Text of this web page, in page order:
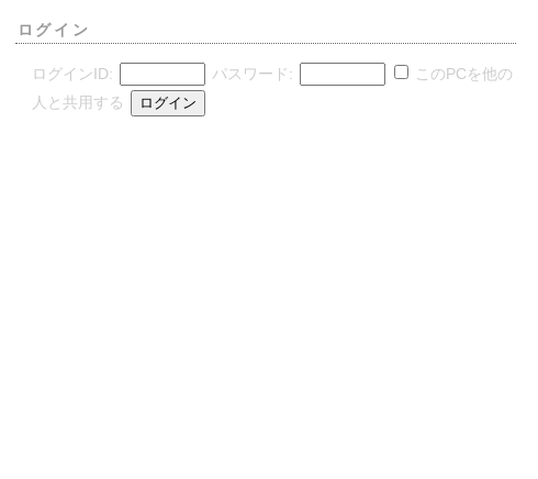
ログイン
ログインID: パスワード:
このPCを他の
人と共用する